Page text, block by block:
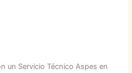
un Servicio Técnico Aspes en